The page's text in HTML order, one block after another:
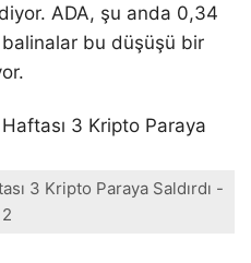
ADA, şu anda 0,34
bu düşüşü bir
3 Kripto Paraya Saldırdı -
2